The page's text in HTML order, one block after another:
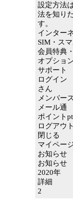
設定方法
法を知り
す。
インター
SIM・ス
会員特典
オプショ
サポート
ログイン
さん
メンバー
メール通
ポイントpt
ログアウト
閉じる
マイペー
お知らせ
お知らせ
2020年
詳細
2